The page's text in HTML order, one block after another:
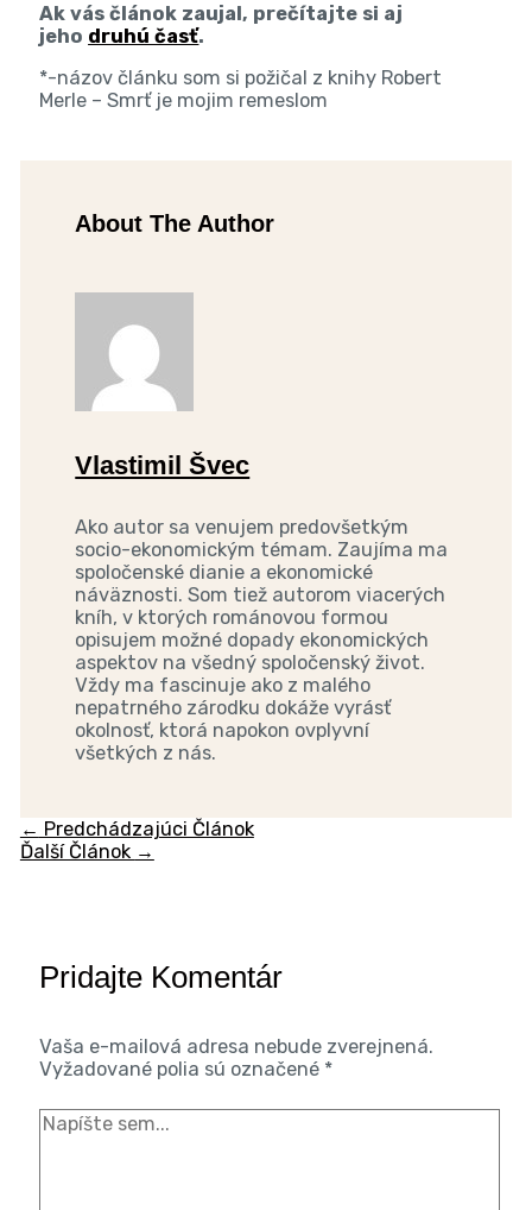
Ak vás článok zaujal, prečítajte si aj
jeho druhú časť.
*-názov článku som si požičal z knihy Robert
Merle – Smrť je mojim remeslom
About The Author
Vlastimil Švec
Ako autor sa venujem predovšetkým
socio-ekonomickým témam. Zaujíma ma
spoločenské dianie a ekonomické
náväznosti. Som tiež autorom viacerých
kníh, v ktorých románovou formou
opisujem možné dopady ekonomických
aspektov na všedný spoločenský život.
Vždy ma fascinuje ako z malého
nepatrného zárodku dokáže vyrásť
okolnosť, ktorá napokon ovplyvní
všetkých z nás.
← Predchádzajúci Článok
Ďalší Článok →
Pridajte Komentár
Vaša e-mailová adresa nebude zverejnená.
Vyžadované polia sú označené *